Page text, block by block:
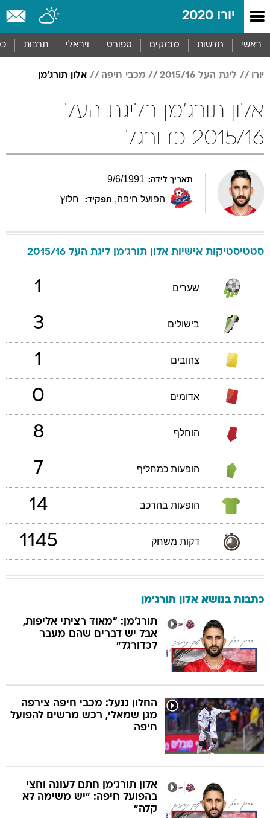
יורו 2020
ראשי חדשות מבזקים ספורט ויראלי תרבות
יורו ליגת העל 2015/16 מכבי חיפה אלון תורג'מן
אלון תורג'מן בליגת העל
2015/16 כדורגל
תאריך לידה: 9/6/1991
הפועל חיפה, תפקיד: חלוץ
סטטיסטיקות אישיות אלון תורג'מן ליגת העל 2015/16
שערים 1
בישולים 3
צהובים 1
אדומים 0
הוחלף 8
הופעות כמחליף 7
הופעות בהרכב 14
דקות משחק 1145
כתבות בנושא אלון תורג'מן
תורג'מן: "מאוד רציתי אליפות,
אבל יש דברים שהם מעבר
לכדורגל"
החלון ננעל: מכבי חיפה צירפה
מגן שמאלי, רכש מרשים להפועל
חיפה
אלון תורג'מן חתם לעונה וחצי
בהפועל חיפה: "יש משימה לא
קלה"